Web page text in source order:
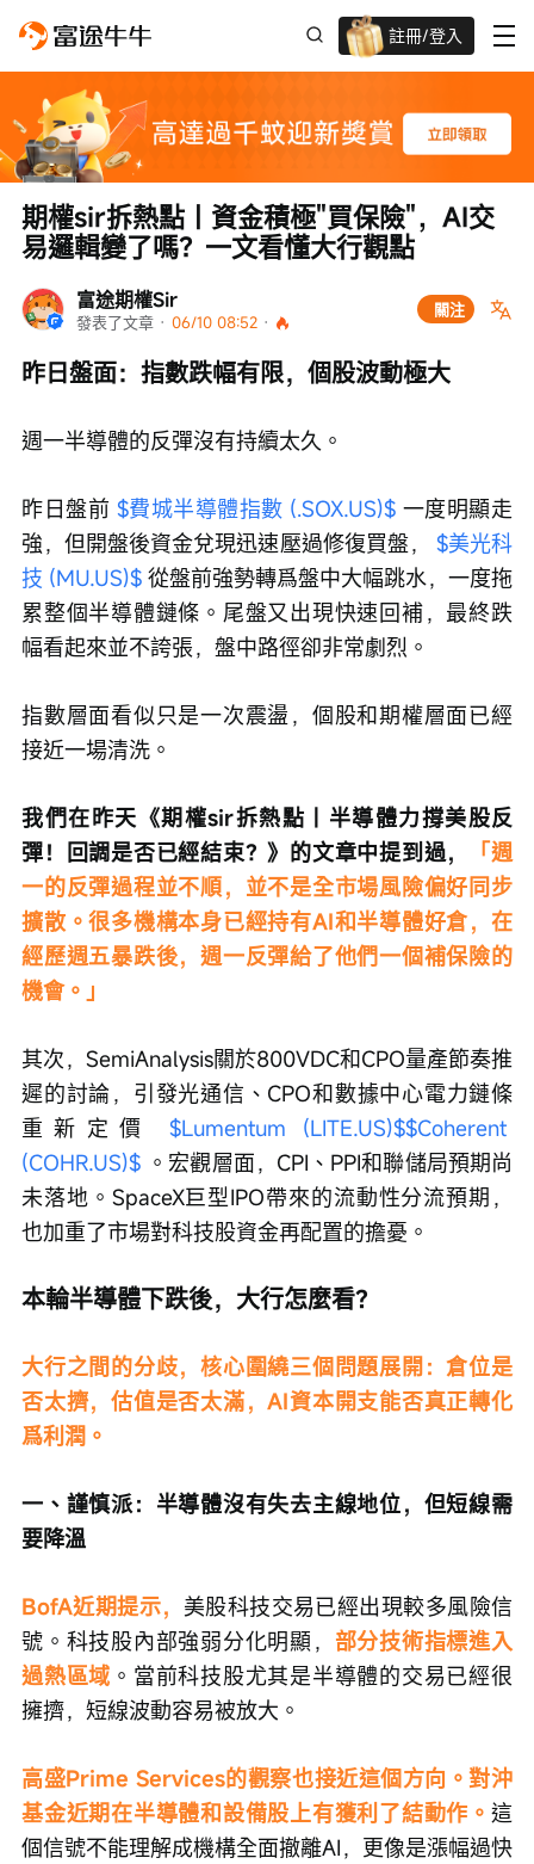
註冊/登入
富途期權Sir
發表了文章 · 06/10 08:52 ·
關注
期權sir拆熱點丨資金積極"買保險"，AI交
易邏輯變了嗎？一文看懂大行觀點
昨日盤面：指數跌幅有限，個股波動極大
週一半導體的反彈沒有持續太久。
昨日盤前 $費城半導體指數 (.SOX.US)$ 一度明顯走
強，但開盤後資金兌現迅速壓過修復買盤， $美光科
技 (MU.US)$ 從盤前強勢轉爲盤中大幅跳水，一度拖
累整個半導體鏈條。尾盤又出現快速回補，最終跌
幅看起來並不誇張，盤中路徑卻非常劇烈。
指數層面看似只是一次震盪，個股和期權層面已經
接近一場清洗。
我們在昨天《期權sir拆熱點丨半導體力撐美股反
彈！回調是否已經結束？》的文章中提到過，
「週
一的反彈過程並不順，並不是全市場風險偏好同步
擴散。很多機構本身已經持有AI和半導體好倉，在
經歷週五暴跌後，週一反彈給了他們一個補保險的
機會。」
其次，SemiAnalysis關於800VDC和CPO量產節奏推
遲的討論，引發光通信、CPO和數據中心電力鏈條
重新定價 $Lumentum (LITE.US)$$Coherent
(COHR.US)$ 。宏觀層面，CPI、PPI和聯儲局預期尚
未落地。SpaceX巨型IPO帶來的流動性分流預期，
也加重了市場對科技股資金再配置的擔憂。
本輪半導體下跌後，大行怎麼看？
大行之間的分歧，核心圍繞三個問題展開：倉位是
否太擠，估值是否太滿，AI資本開支能否真正轉化
爲利潤。
一、謹慎派：半導體沒有失去主線地位，但短線需
要降溫
BofA近期提示， 美股科技交易已經出現較多風險信
號。科技股內部強弱分化明顯， 部分技術指標進入
過熱區域 。當前科技股尤其是半導體的交易已經很
擁擠，短線波動容易被放大。
高盛Prime Services的觀察也接近這個方向。對沖
基金近期在半導體和設備股上有獲利了結動作。 這
個信號不能理解成機構全面撤離AI，更像是漲幅過快